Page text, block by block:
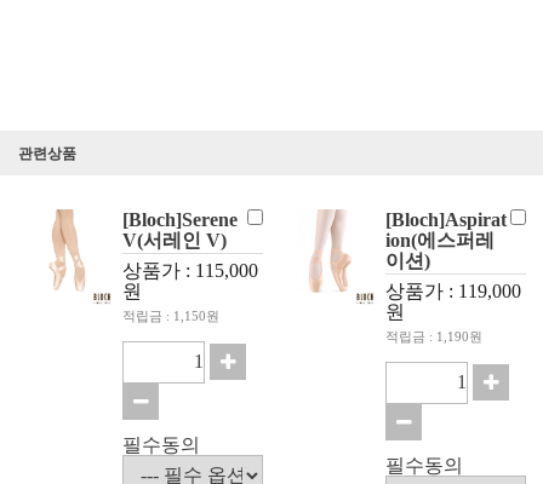
관련상품
[Bloch]Serene
V(서레인 V)
상품가 : 115,000
원
적립금 : 1,150원
필수동의
[Bloch]Aspirat
ion(에스퍼레
이션)
상품가 : 119,000
원
적립금 : 1,190원
필수동의